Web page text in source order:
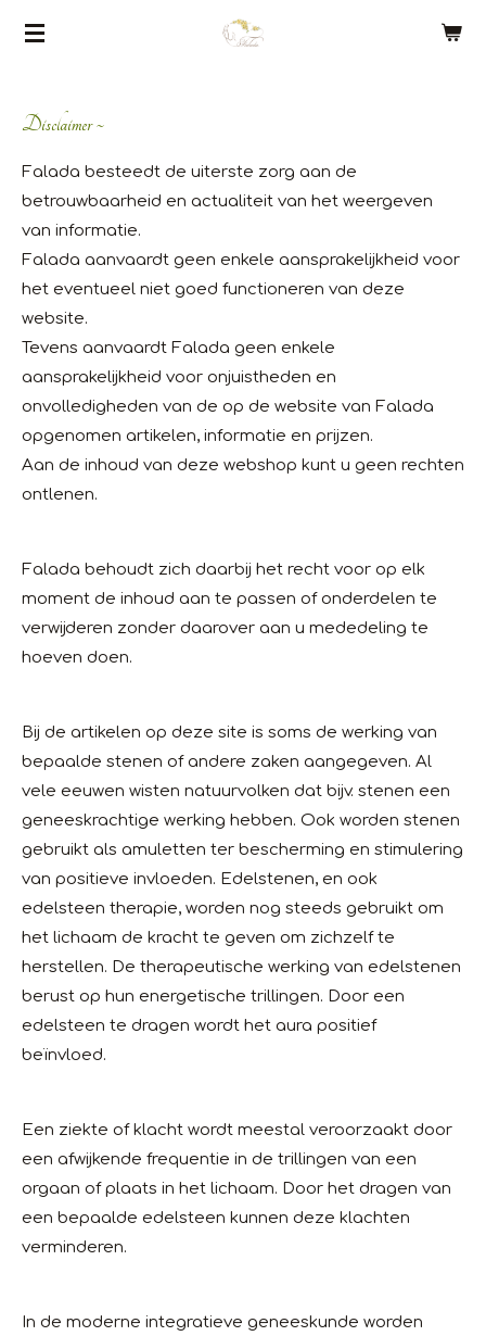
Ga
de
Disclaimer ~
Falada besteedt de uiterste zorg aan de
betrouwbaarheid en actualiteit van het weergeven
van informatie.
Falada aanvaardt geen enkele aansprakelijkheid voor
het eventueel niet goed functioneren van deze
website.
Tevens aanvaardt Falada geen enkele
aansprakelijkheid voor onjuistheden en
onvolledigheden van de op de website van Falada
opgenomen artikelen, informatie en prijzen.
Aan de inhoud van deze webshop kunt u geen rechten
ontlenen.
Falada behoudt zich daarbij het recht voor op elk
moment de inhoud aan te passen of onderdelen te
verwijderen zonder daarover aan u mededeling te
hoeven doen.
Bij de artikelen op deze site is soms de werking van
bepaalde stenen of andere zaken aangegeven. Al
vele eeuwen wisten natuurvolken dat bijv. stenen een
geneeskrachtige werking hebben. Ook worden stenen
gebruikt als amuletten ter bescherming en stimulering
van positieve invloeden. Edelstenen, en ook
edelsteen therapie, worden nog steeds gebruikt om
het lichaam de kracht te geven om zichzelf te
herstellen. De therapeutische werking van edelstenen
berust op hun energetische trillingen. Door een
edelsteen te dragen wordt het aura positief
beïnvloed.
Een ziekte of klacht wordt meestal veroorzaakt door
een afwijkende frequentie in de trillingen van een
orgaan of plaats in het lichaam. Door het dragen van
een bepaalde edelsteen kunnen deze klachten
verminderen.
In de moderne integratieve geneeskunde worden